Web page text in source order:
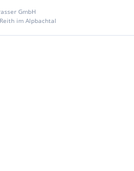
GmbH
im Alpbachtal